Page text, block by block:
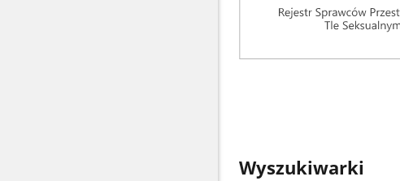
Wyszukiwarki